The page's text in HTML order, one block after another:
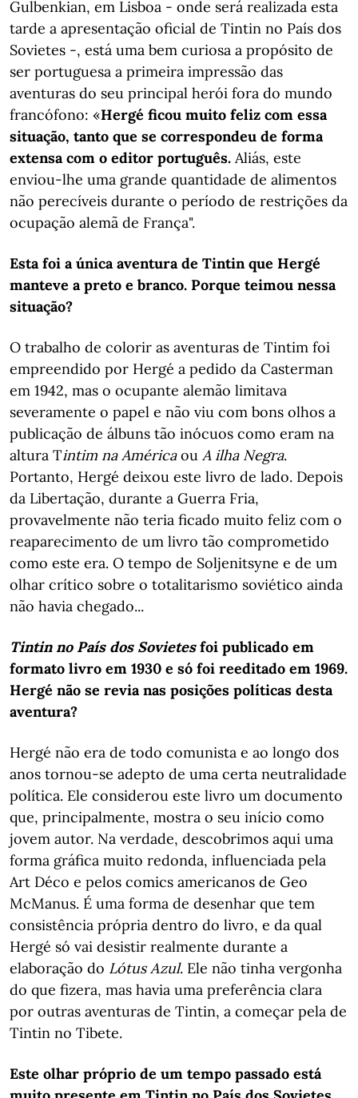
Gulbenkian, em Lisboa - onde será realizada esta
tarde a apresentação oficial de Tintin no País dos
Sovietes -, está uma bem curiosa a propósito de
ser portuguesa a primeira impressão das
aventuras do seu principal herói fora do mundo
francófono: «Hergé ficou muito feliz com essa
situação, tanto que se correspondeu de forma
extensa com o editor português. Aliás, este
enviou-lhe uma grande quantidade de alimentos
não perecíveis durante o período de restrições da
ocupação alemã de França".
Esta foi a única aventura de Tintin que Hergé
manteve a preto e branco. Porque teimou nessa
situação?
O trabalho de colorir as aventuras de Tintim foi
empreendido por Hergé a pedido da Casterman
em 1942, mas o ocupante alemão limitava
severamente o papel e não viu com bons olhos a
publicação de álbuns tão inócuos como eram na
altura Tintim na Américaou A ilha Negra.
Portanto, Hergé deixou este livro de lado. Depois
da Libertação, durante a Guerra Fria,
provavelmente não teria ficado muito feliz com o
reaparecimento de um livro tão comprometido
como este era. O tempo de Soljenitsyne e de um
olhar crítico sobre o totalitarismo soviético ainda
não havia chegado...
Tintin no País dos Sovietesfoi publicado em
formato livro em 1930 e só foi reeditado em 1969.
Hergé não se revia nas posições políticas desta
aventura?
Hergé não era de todo comunista e ao longo dos
anos tornou-se adepto de uma certa neutralidade
política. Ele considerou este livro um documento
que, principalmente, mostra o seu início como
jovem autor. Na verdade, descobrimos aqui uma
forma gráfica muito redonda, influenciada pela
Art Déco e pelos comics americanos de Geo
McManus. É uma forma de desenhar que tem
consistência própria dentro do livro, e da qual
Hergé só vai desistir realmente durante a
elaboração do Lótus Azul. Ele não tinha vergonha
do que fizera, mas havia uma preferência clara
por outras aventuras de Tintin, a começar pela de
Tintin no Tibete.
Este olhar próprio de um tempo passado está